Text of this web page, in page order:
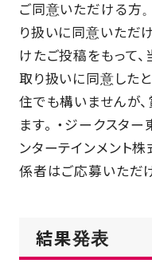
ご同意いただける方
り扱いに同意いただ
けたご投稿をもって
取り扱いに同意した
住でも構いませんが
ます。 ・ジークスタ
ンターテインメント
係者はご応募いただ
結果発表